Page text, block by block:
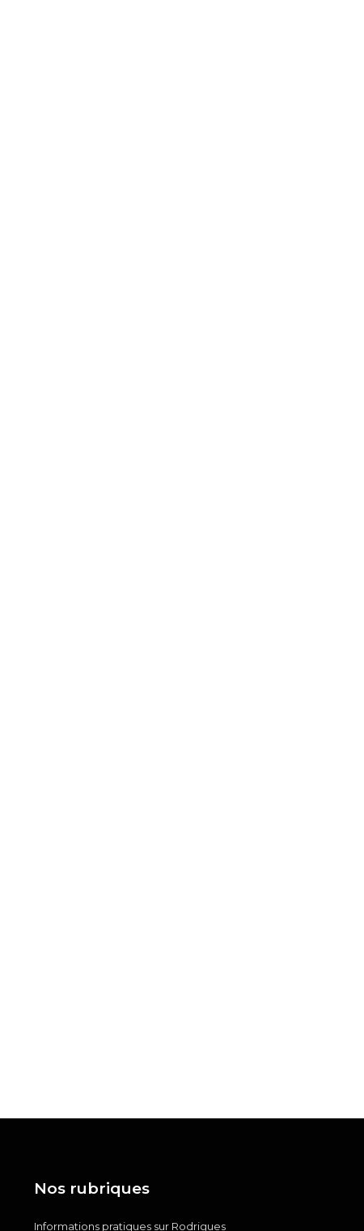
Nos rubriques
Informations pratiques sur Rodrigues